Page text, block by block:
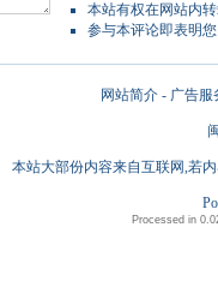
本站有权在网站内
参与本评论即表明
网站简介 - 广告
本站大部份内容来自互联网,若
Processed in